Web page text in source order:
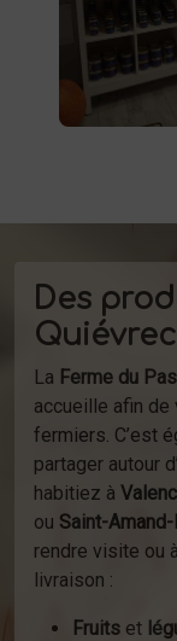
produits
à la
Des
La Ferme du
accueille afin
fermiers. C’est
partager autour
habitiez à
ou Saint-
rendre visite ou
livraison :
Fruits et